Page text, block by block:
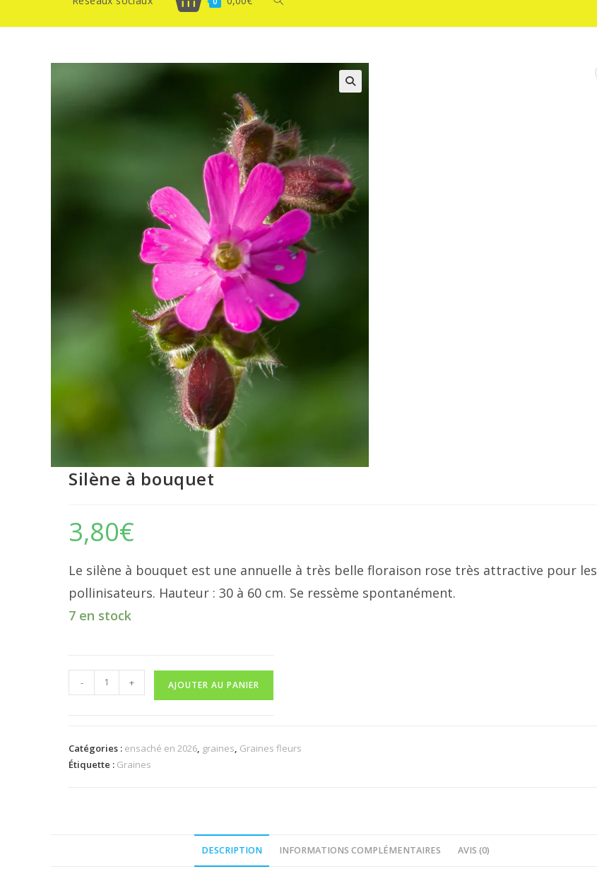
Silène à bouquet
3,80€
Le silène à bouquet est une annuelle à très belle floraison rose très attractive pour les
pollinisateurs. Hauteur : 30 à 60 cm. Se ressème spontanément.
7 en stock
de
bouquet
- + AJOUTER AU PANIER
Catégories : ensaché en 2026 graines Graines fleurs
Étiquette : Graines
DESCRIPTION INFORMATIONS COMPLÉMENTAIRES AVIS (0)